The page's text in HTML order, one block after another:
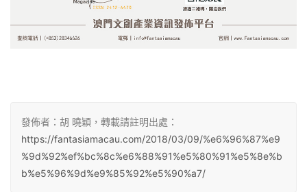
發佈者：胡 曉穎，轉載請註明出處：
https://fantasiamacau.com/2018/03/09/%e6%96%87%e9
%9d%92%ef%bc%8c%e6%88%91%e5%80%91%e5%8e%b
b%e5%96%9d%e9%85%92%e5%90%a7/